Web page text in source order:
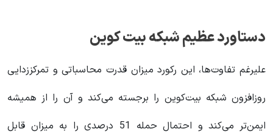
دستاورد عظیم شبکه بیت کوین
علیرغم تفاوت‌ها، این رکورد میزان قدرت محاسباتی و تمرکززدایی
روزافزون شبکه بیت‌کوین را برجسته می‌کند و آن را از همیشه
ایمن‌تر می‌کند و احتمال حمله 51 درصدی را به میزان قابل